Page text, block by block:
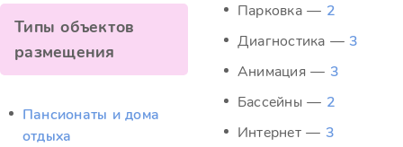
Типы объектов
размещения
Пансионаты и дома
отдыха
Парковка — 2
Диагностика — 3
Анимация — 3
Бассейны — 2
Интернет — 3